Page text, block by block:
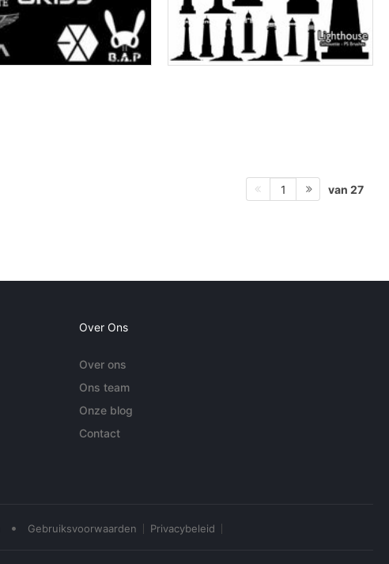
1 van 27
Over Ons
Over ons
Ons team
Onze blog
Contact
• Gebruiksvoorwaarden Privacybeleid